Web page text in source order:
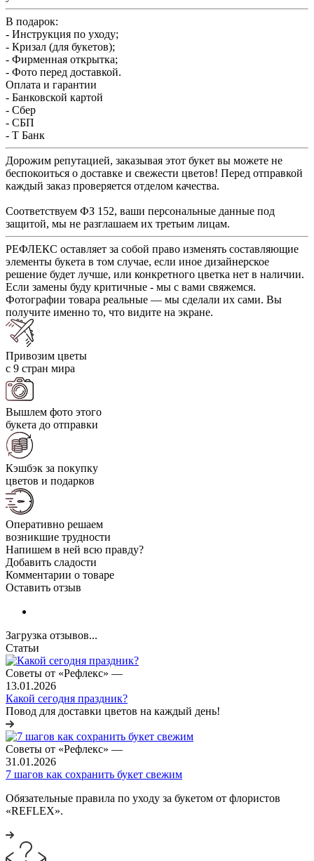
В подарок:
- Инструкция по уходу;
- Кризал (для букетов);
- Фирменная открытка;
- Фото перед доставкой.
Оплата и гарантии
- Банковской картой
- Сбер
- СБП
- Т Банк
Дорожим репутацией, заказывая этот букет вы можете не
беспокоиться о доставке и свежести цветов! Перед отправкой
каждый заказ проверяется отделом качества.
Соответствуем ФЗ 152, ваши персональные данные под
защитой, мы не разглашаем их третьим лицам.
РЕФЛЕКС оставляет за собой право изменять составляющие
элементы букета в том случае, если иное дизайнерское
решение будет лучше, или конкретного цветка нет в наличии.
Если замены буду критичные - мы с вами свяжемся.
Фотографии товара реальные — мы сделали их сами. Вы
получите именно то, что видите на экране.
Привозим цветы
с 9 стран мира
Вышлем фото этого
букета до отправки
Кэшбэк за покупку
цветов и подарков
Оперативно решаем
возникшие трудности
Напишем в ней всю правду?
Добавить сладости
Комментарии о товаре
Оставить отзыв
Загрузка отзывов...
Статьи
Советы от «Рефлекс» —
13.01.2026
Какой сегодня праздник?
Повод для доставки цветов на каждый день!
Советы от «Рефлекс» —
31.01.2026
7 шагов как сохранить букет свежим
Обязательные правила по уходу за букетом от флористов
«REFLEX».